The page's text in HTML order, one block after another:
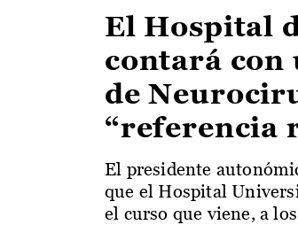
El Hospital
contará con
de
“referencia
El presidente
que el Hospital
el curso que viene, a